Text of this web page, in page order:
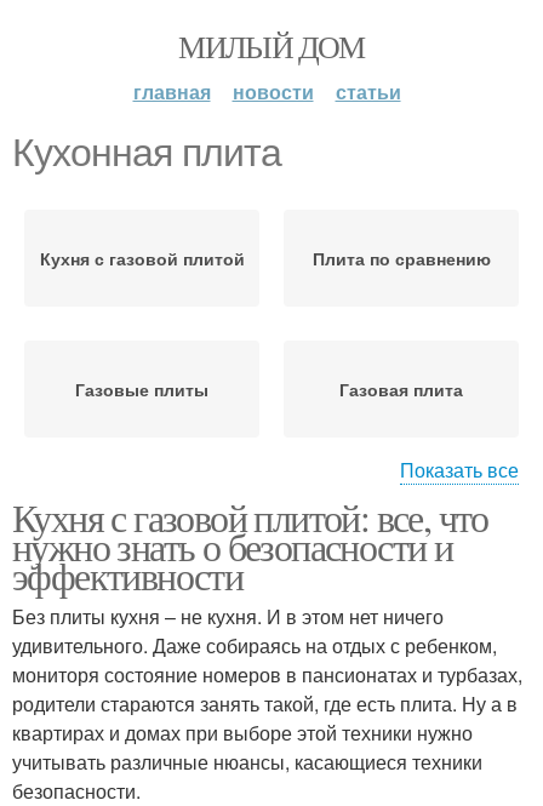
МИЛЫЙ ДОМ
главная новости статьи
Кухонная плита
Кухня с газовой плитой Плита по сравнению
Газовые плиты Газовая плита
покрытием
Плита с покрытием
Плита со
стеклокерамической
панелью
Кухонный гарнитур
Показать все
Кухня с газовой плитой: все, что
нужно знать о безопасности и
эффективности
Без плиты кухня – не кухня. И в этом нет ничего
удивительного. Даже собираясь на отдых с ребенком,
мониторя состояние номеров в пансионатах и турбазах,
родители стараются занять такой, где есть плита. Ну а в
квартирах и домах при выборе этой техники нужно
учитывать различные нюансы, касающиеся техники
безопасности.